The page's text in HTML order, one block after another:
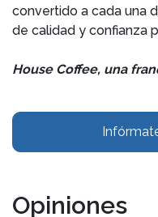
convertido a cada una
de calidad y confianza
House Coffee, una
Opiniones